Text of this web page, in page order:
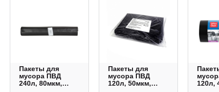
Пакеты для
мусора ПВД
240л, 80мкм,
Пакеты для
мусора ПВД
120л, 50мкм,
120л,